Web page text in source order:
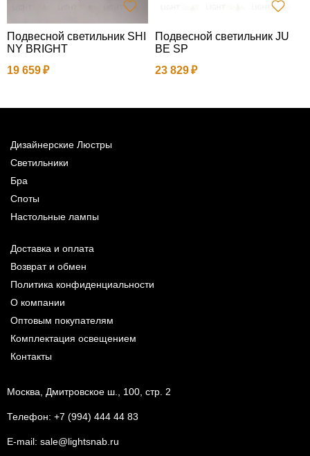
Подвесной светильник SHI
NY BRIGHT
19 659
Подвесной светильник JU
BE SP
23 829
Дизайнерские Люстры
Светильники
Бра
Споты
Настольные лампы
Доставка и оплата
Возврат и обмен
Политика конфиденциальности
О компании
Оптовым покупателям
Комплектация освещением
Контакты
Москва, Дмитровское ш., 100, стр. 2
Телефон: +7 (994) 444 44 83
E-mail: sale@lightsnab.ru